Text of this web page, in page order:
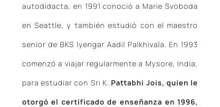
autodidacta, en 1991 conoció a Marie Svoboda
en Seattle, y también estudió con el maestro
senior de BKS Iyengar Aadil Palkhivala. En 1993
comenzó a viajar regularmente a Mysore, India,
para estudiar con Sri K. Pattabhi Jois, quien le
otorgó el certificado de enseñanza en 1996,